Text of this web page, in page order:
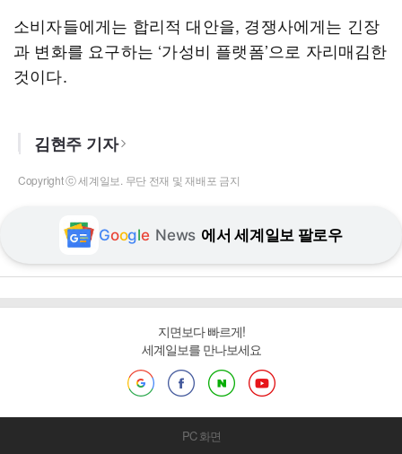
소비자들에게는 합리적 대안을, 경쟁사에게는 긴장
과 변화를 요구하는 ‘가성비 플랫폼’으로 자리매김한
것이다.
김현주 기자
Copyright ⓒ 세계일보. 무단 전재 및 재배포 금지
Google News 에서 세계일보 팔로우
지면보다 빠르게!
세계일보를 만나보세요
PC 화면